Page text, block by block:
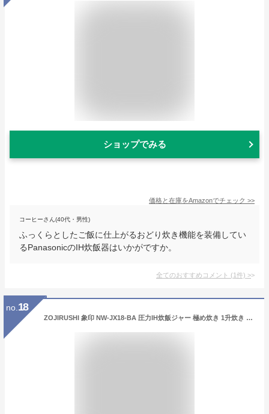
ショップでみる
価格と在庫をAmazonでチェック >>
コーヒーさん(40代・男性)
ふっくらとしたご飯に仕上がるおどり炊き機能を装備してい
るPanasonicのIH炊飯器はいかがですか。
全てのおすすめコメント (1件) >
no. 18
ZOJIRUSHI 象印 NW-JX18-BA 圧力IH炊飯ジャー 極め炊き 1升炊き 内釜3年保証 黒 ブラック ふっくら もちもち 日本製 純正品 メーカー保証対応 初期不良対応 メーカー様お取引あり